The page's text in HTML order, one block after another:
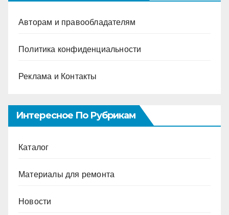
Авторам и правообладателям
Политика конфиденциальности
Реклама и Контакты
Интересное По Рубрикам
Каталог
Материалы для ремонта
Новости